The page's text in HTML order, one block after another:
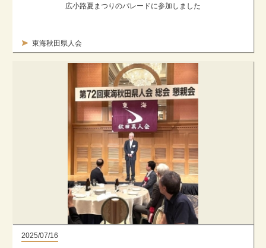
東海秋田県人会
広小路夏まつりのパレードに参加しました
2025/07/16